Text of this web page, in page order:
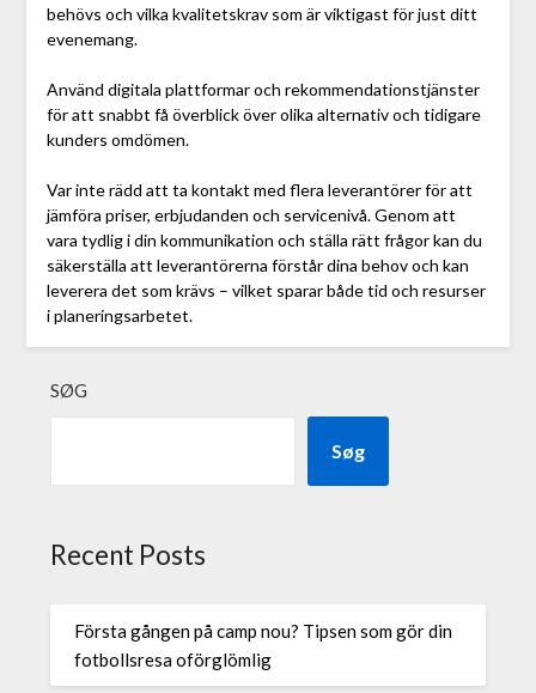
behövs och vilka kvalitetskrav som är viktigast för just ditt
evenemang.
Använd digitala plattformar och rekommendationstjänster
för att snabbt få överblick över olika alternativ och tidigare
kunders omdömen.
Var inte rädd att ta kontakt med flera leverantörer för att
jämföra priser, erbjudanden och servicenivå. Genom att
vara tydlig i din kommunikation och ställa rätt frågor kan du
säkerställa att leverantörerna förstår dina behov och kan
leverera det som krävs – vilket sparar både tid och resurser
i planeringsarbetet.
SØG
Søg
Recent Posts
Första gången på camp nou? Tipsen som gör din
fotbollsresa oförglömlig